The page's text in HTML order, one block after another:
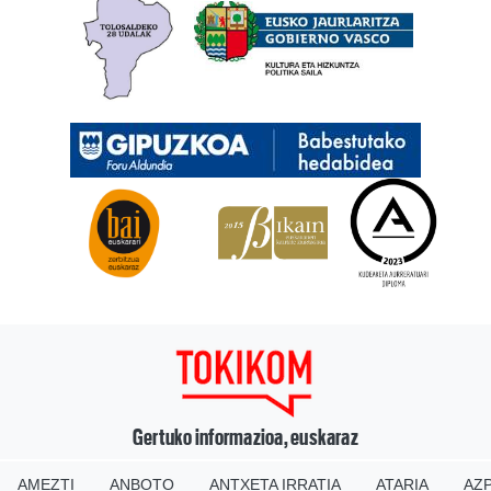
Gertuko informazioa, euskaraz
AMEZTI ANBOTO ANTXETA IRRATIA ATARIA